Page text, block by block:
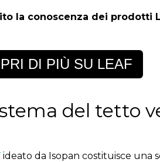
la conoscenza dei prodotti
DI PIÙ SU LEAF
del tetto
ideato da Isopan costituisce una